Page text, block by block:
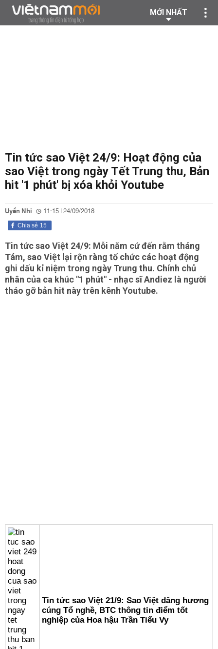
MỚI NHẤT
Tin tức sao Việt 24/9: Hoạt động của
sao Việt trong ngày Tết Trung thu, Bản
hit '1 phút' bị xóa khỏi Youtube
Uyển Nhi 11:15 | 24/09/2018
15
Chia sẻ
Tin tức sao Việt 24/9: Mỗi năm cứ đến rằm tháng
Tám, sao Việt lại rộn ràng tổ chức các hoạt động
ghi dấu kỉ niệm trong ngày Trung thu. Chính chủ
nhân của ca khúc "1 phút" - nhạc sĩ Andiez là người
tháo gỡ bản hit này trên kênh Youtube.
Tin tức sao Việt 21/9: Sao Việt dâng hương
cúng Tổ nghề, BTC thông tin điểm tốt
nghiệp của Hoa hậu Trần Tiểu Vy